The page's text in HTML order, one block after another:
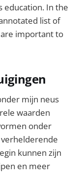
education. In the
list of
important to
mijn neus
waarden
onder
kunnen zijn
en meer